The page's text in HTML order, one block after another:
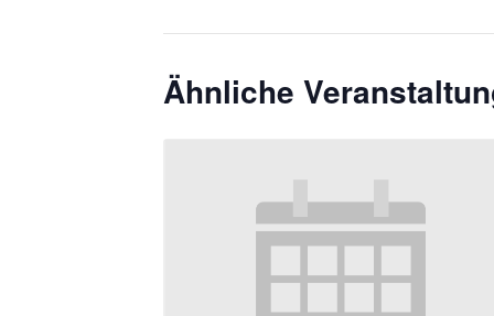
Ähnliche